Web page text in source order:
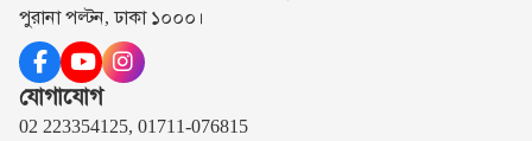
পুরানা পল্টন, ঢাকা ১০০০।
যোগাযোগ
02 223354125, 01711-076815